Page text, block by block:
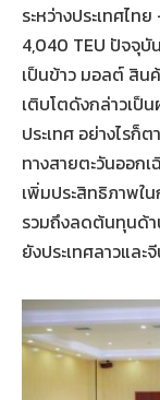
ระหว่างประเทศไ
4,040 TEU ปัจจุบั
เป็นข้าว มอลต์ สิน
เติบโตดังกล่าวเป็
ประเทศ อย่างไรก็
ทางสายตะวันออก
เพิ่มประสิทธิภาพใ
รวมถึงลดต้นทุนด้
ยังประเทศลาวและ